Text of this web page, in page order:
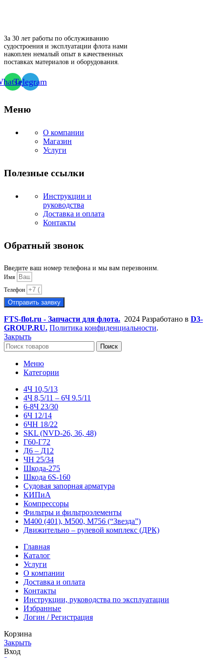
За 30 лет работы по обслуживанию
судостроения и эксплуатации флота нами
накоплен немалый опыт в качественных
поставках материалов и оборудования.
Telegram
Меню
О компании
Магазин
Услуги
Полезные ссылки
Инструкции и
руководства
Доставка и оплата
Контакты
Обратный звонок
Введите ваш номер телефона и мы вам перезвоним.
Имя
Телефон
Отправить заявку
FTS-flot.ru - Запчасти для флота. 2024 Разработано в D3-
GROUP.RU. Политика конфиденциальности.
Закрыть
Поиск
Меню
Категории
4Ч 10,5/13
4Ч 8,5/11 – 6Ч 9.5/11
6-8Ч 23/30
6Ч 12/14
6ЧН 18/22
SKL (NVD-26, 36, 48)
Г60-Г72
Д6 – Д12
ЧН 25/34
Шкода-275
Шкода 6S-160
Судовая запорная арматура
КИПиА
Компрессоры
Фильтры и фильтроэлементы
М400 (401), М500, М756 (“Звезда”)
Движительно – рулевой комплекс (ДРК)
Главная
Каталог
Услуги
О компании
Доставка и оплата
Контакты
Инструкции, руководства по эксплуатации
Избранные
Логин / Регистрация
Корзина
Закрыть
Вход